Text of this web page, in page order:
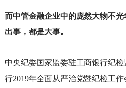
而中管金融企业中的庞然大物不
出事，都是大事。
中央纪委国家监委驻工商银行纪
行2019年全面从严治党暨纪检工